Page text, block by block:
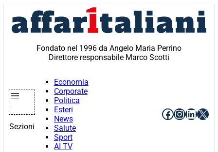
contenuto
Fondato nel 1996 da Angelo Maria Perrino
Direttore responsabile Marco Scotti
Sezioni
Economia
Corporate
Politica
Esteri
News
Salute
Sport
AI TV
Facebook
X